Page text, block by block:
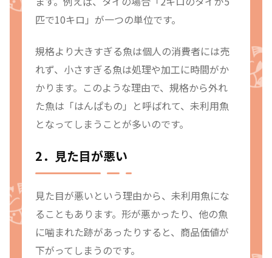
匹で10キロ」が一つの単位です。
規格より大きすぎる魚は個人の消費者には売
れず、小さすぎる魚は処理や加工に時間がか
かります。このような理由で、規格から外れ
た魚は「はんぱもの」と呼ばれて、未利用魚
となってしまうことが多いのです。
2．見た目が悪い
見た目が悪いという理由から、未利用魚にな
ることもあります。形が悪かったり、他の魚
に噛まれた跡があったりすると、商品価値が
下がってしまうのです。